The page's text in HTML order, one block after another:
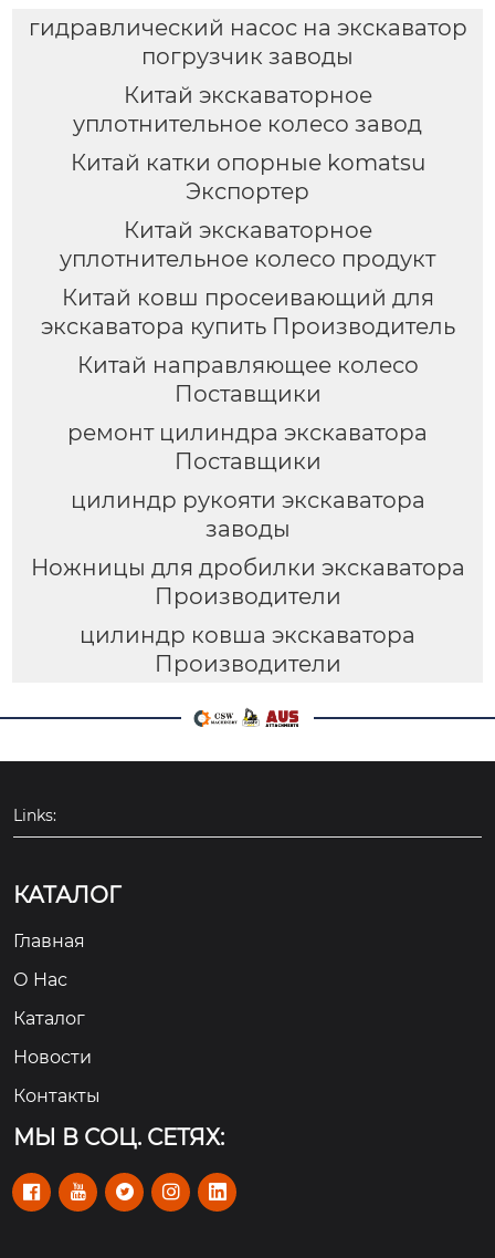
гидравлический насос на экскаватор
погрузчик заводы
Китай экскаваторное
уплотнительное колесо завод
Китай катки опорные komatsu
Экспортер
Китай экскаваторное
уплотнительное колесо продукт
Китай ковш просеивающий для
экскаватора купить Производитель
Китай направляющее колесо
Поставщики
ремонт цилиндра экскаватора
Поставщики
цилиндр рукояти экскаватора
заводы
Ножницы для дробилки экскаватора
Производители
цилиндр ковша экскаватора
Производители
Links:
КАТАЛОГ
Главная
О Hас
Каталог
Новости
Контакты
МЫ В СОЦ. СЕТЯХ:
    